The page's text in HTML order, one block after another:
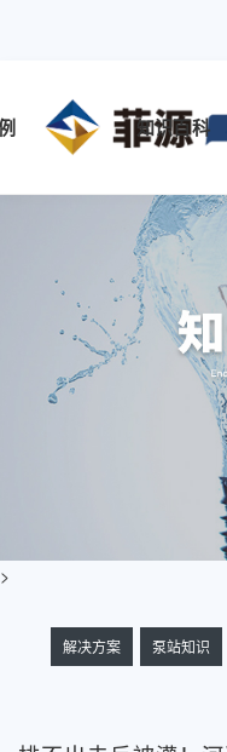
知识百科
>
解决方案 泵站知识